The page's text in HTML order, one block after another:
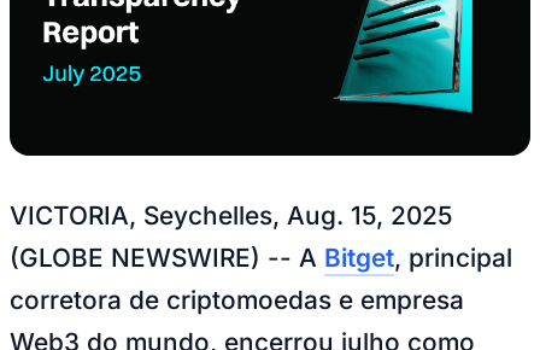
VICTORIA, Seychelles, Aug. 15, 2025
(GLOBE NEWSWIRE) -- ABitget, principal
corretora de criptomoedas e empresa
Web3 do mundo, encerrou julho como
mais um mês de forte crescimento e